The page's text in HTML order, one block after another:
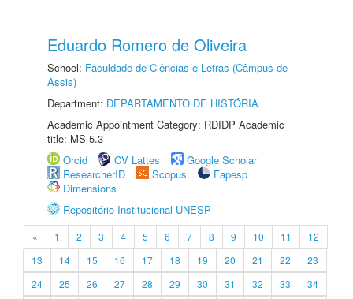
Eduardo Romero de Oliveira
School: Faculdade de Ciências e Letras (Câmpus de
Assis)
Department: DEPARTAMENTO DE HISTÓRIA
Academic Appointment Category: RDIDP Academic
title: MS-5.3
Orcid
CV Lattes
Google Scholar
ResearcherID
Scopus
Fapesp
Dimensions
Repositório Institucional UNESP
« 1 2 3 4 5 6 7 8 9 10 11
12
13
14 15 16 17 18 19 20 21 22
23
24
25 26 27 28 29 30 31 32 33
34